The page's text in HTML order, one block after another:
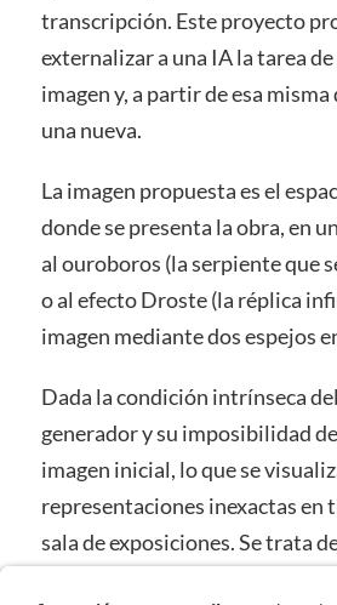
transcripción. Este proyecto
externalizar a una IA la tarea
imagen y, a partir de esa
una nueva.
La imagen propuesta es el
donde se presenta la obra, en
al ouroboros (la serpiente que
o al efecto Droste (la réplica
imagen mediante dos espejos
Dada la condición intrínseca
generador y su imposibilidad
imagen inicial, lo que se
representaciones inexactas en
sala de exposiciones. Se trata